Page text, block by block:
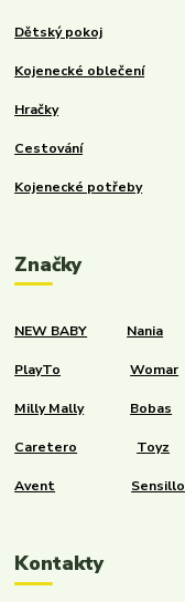
Dětský pokoj
Kojenecké oblečení
Hračky
Cestování
Kojenecké potřeby
Značky
NEW BABY Nania
PlayTo Womar
Milly Mally Bobas
Caretero Toyz
Avent Sensillo
Kontakty